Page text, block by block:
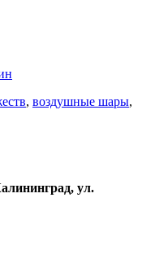
, воздушные шары,
ул.